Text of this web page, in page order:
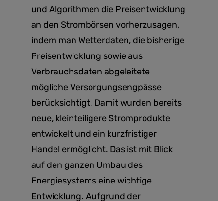
und Algorithmen die Preisentwicklung
an den Strombörsen vorherzusagen,
indem man Wetterdaten, die bisherige
Preisentwicklung sowie aus
Verbrauchsdaten abgeleitete
mögliche Versorgungsengpässe
berücksichtigt. Damit wurden bereits
neue, kleinteiligere Stromprodukte
entwickelt und ein kurzfristiger
Handel ermöglicht. Das ist mit Blick
auf den ganzen Umbau des
Energiesystems eine wichtige
Entwicklung. Aufgrund der